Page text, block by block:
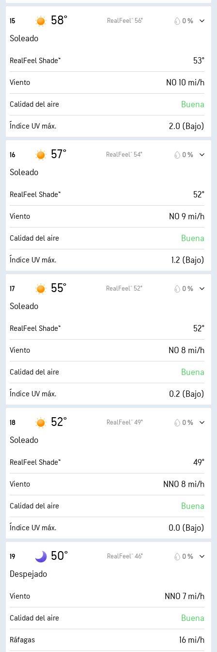
Humedad
Punto de rocío 41° F
AccuLumen Brightness Index™ 10 (Muy luminoso)
Nubosidad 0 %
Visibilidad 10 mi
15 58° RealFeel® 56° 0 %
Soleado
RealFeel Shade™ 53°
Viento NO 10 mi/h
Calidad del aire Buena
Índice UV máx. 2.0 (Bajo)
Humedad
Punto de rocío 41° F
AccuLumen Brightness Index™ 10 (Muy luminoso)
Nubosidad 0 %
Visibilidad 10 mi
16 57° RealFeel® 54° 0 %
Soleado
RealFeel Shade™ 52°
Viento NO 9 mi/h
Calidad del aire Buena
Índice UV máx. 1.2 (Bajo)
Humedad
Punto de rocío 41° F
AccuLumen Brightness Index™ 7 (Luminoso)
Nubosidad 0 %
Visibilidad 10 mi
17 55° RealFeel® 52° 0 %
Soleado
RealFeel Shade™ 52°
Viento NO 8 mi/h
Calidad del aire Buena
Índice UV máx. 0.2 (Bajo)
Humedad
Punto de rocío 42° F
AccuLumen Brightness Index™ 1 (Oscuro)
Nubosidad 0 %
Visibilidad 10 mi
18 52° RealFeel® 49° 0 %
Soleado
RealFeel Shade™ 49°
Viento NNO 8 mi/h
Calidad del aire Buena
Índice UV máx. 0.0 (Bajo)
Humedad
Punto de rocío 42° F
AccuLumen Brightness Index™ 0 (Oscuro)
Nubosidad 0 %
19 50° RealFeel® 46° 0 %
Despejado
Viento NNO 7 mi/h
Calidad del aire Buena
Ráfagas 16 mi/h